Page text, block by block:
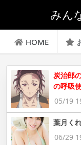
みん
HOME
炭治郎
の呼吸
05/19
葉月く
06/29